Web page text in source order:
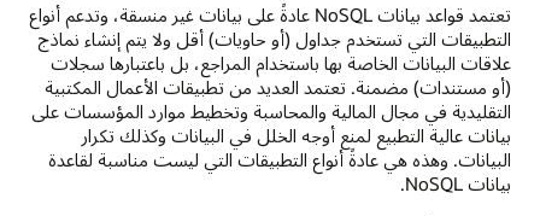
تعتمد قواعد بيانات NoSQL عادةً على بيانات غير منسقة، وتدعم أنواع
التطبيقات التي تستخدم جداول (أو حاويات) أقل ولا يتم إنشاء نماذج
علاقات البيانات الخاصة بها باستخدام المراجع، بل باعتبارها سجلات
(أو مستندات) مضمنة. تعتمد العديد من تطبيقات الأعمال المكتبية
التقليدية في مجال المالية والمحاسبة وتخطيط موارد المؤسسات على
بيانات عالية التطبيع لمنع أوجه الخلل في البيانات وكذلك تكرار
البيانات. وهذه هي عادةً أنواع التطبيقات التي ليست مناسبة لقاعدة
بيانات NoSQL.